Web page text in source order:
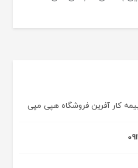
کار آفرین فروشگاه هپی مپی